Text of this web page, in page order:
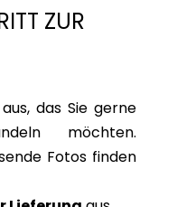
ZUR
das Sie gerne
möchten.
Fotos finden